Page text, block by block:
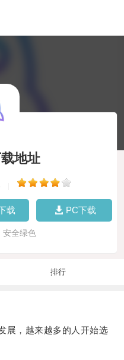
地址
载 PC下载
安全绿色
排行
，越来越多的人开始选